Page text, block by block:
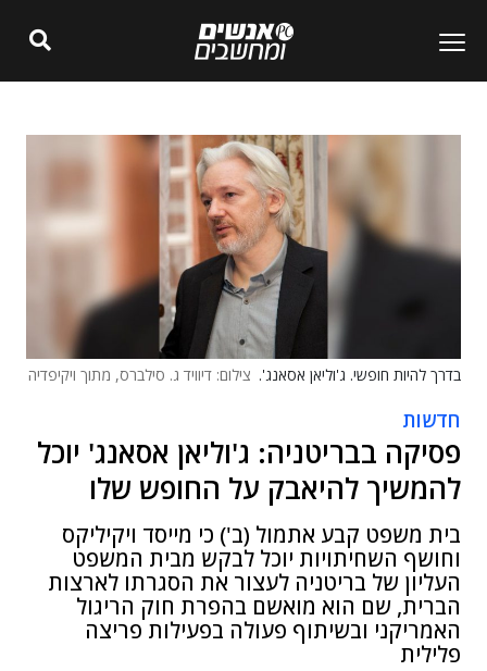
בדרך להיות חופשי. ג'וליאן אסאנג'. צילום: דיוויד ג. סילברס, מתוך ויקיפדיה
חדשות
פסיקה בבריטניה: ג'וליאן אסאנג' יוכל
להמשיך להיאבק על החופש שלו
בית משפט קבע אתמול (ב') כי מייסד ויקיליקס
וחושף השחיתויות יוכל לבקש מבית המשפט
העליון של בריטניה לעצור את הסגרתו לארצות
הברית, שם הוא מואשם בהפרת חוק הריגול
האמריקני ובשיתוף פעולה בפעילות פריצה
פלילית